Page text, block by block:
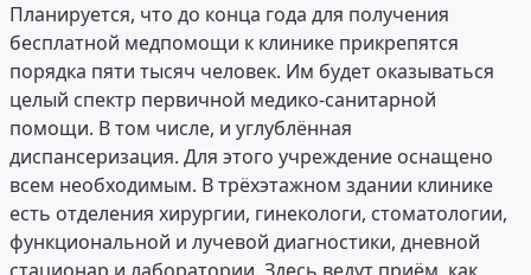
Планируется, что до конца года для получения
бесплатной медпомощи к клинике прикрепятся
порядка пяти тысяч человек. Им будет оказываться
целый спектр первичной медико-санитарной
помощи. В том числе, и углублённая
диспансеризация. Для этого учреждение оснащено
всем необходимым. В трёхэтажном здании клинике
есть отделения хирургии, гинекологи, стоматологии,
функциональной и лучевой диагностики, дневной